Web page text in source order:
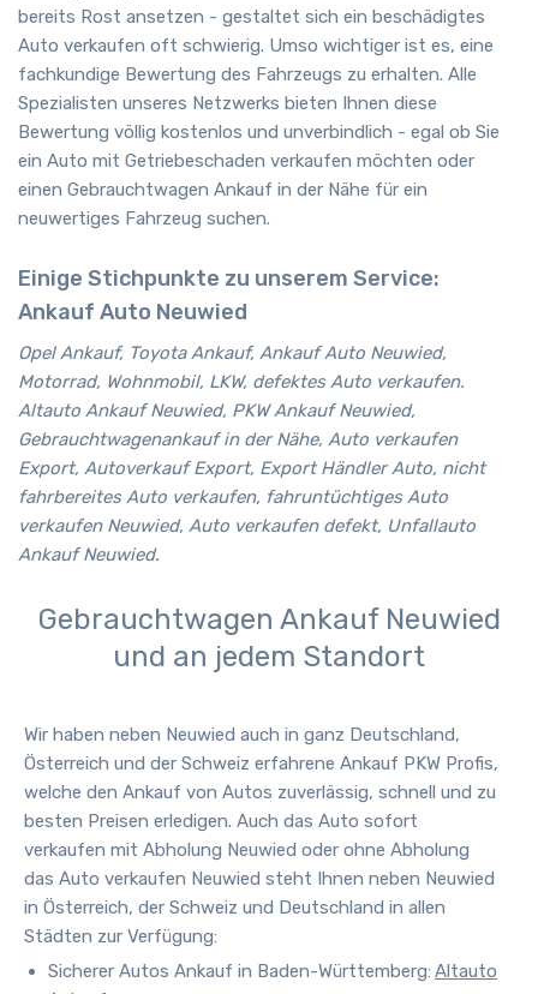
bereits Rost ansetzen - gestaltet sich ein beschädigtes
Auto verkaufen oft schwierig. Umso wichtiger ist es, eine
fachkundige Bewertung des Fahrzeugs zu erhalten. Alle
Spezialisten unseres Netzwerks bieten Ihnen diese
Bewertung völlig kostenlos und unverbindlich - egal ob Sie
ein Auto mit Getriebeschaden verkaufen möchten oder
einen Gebrauchtwagen Ankauf in der Nähe für ein
neuwertiges Fahrzeug suchen.
Einige Stichpunkte zu unserem Service:
Ankauf Auto Neuwied
Opel Ankauf, Toyota Ankauf, Ankauf Auto Neuwied,
Motorrad, Wohnmobil, LKW, defektes Auto verkaufen.
Altauto Ankauf Neuwied, PKW Ankauf Neuwied,
Gebrauchtwagenankauf in der Nähe, Auto verkaufen
Export, Autoverkauf Export, Export Händler Auto, nicht
fahrbereites Auto verkaufen, fahruntüchtiges Auto
verkaufen Neuwied, Auto verkaufen defekt, Unfallauto
Ankauf Neuwied.
Gebrauchtwagen Ankauf Neuwied
und an jedem Standort
Wir haben neben Neuwied auch in ganz Deutschland,
Österreich und der Schweiz erfahrene Ankauf PKW Profis,
welche den Ankauf von Autos zuverlässig, schnell und zu
besten Preisen erledigen. Auch das Auto sofort
verkaufen mit Abholung Neuwied oder ohne Abholung
das Auto verkaufen Neuwied steht Ihnen neben Neuwied
in Österreich, der Schweiz und Deutschland in allen
Städten zur Verfügung:
Sicherer Autos Ankauf in Baden-Württemberg: Altauto